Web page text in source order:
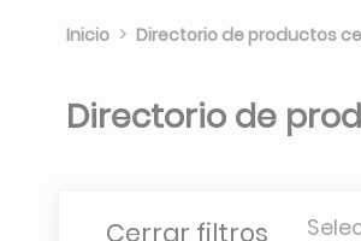
Inicio Directorio de productos
Directorio de
Cerrar filtros